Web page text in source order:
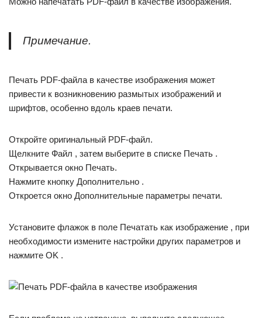
Примечание.
Печать PDF-файла в качестве изображения может
привести к возникновению размытых изображений и
шрифтов, особенно вдоль краев печати.
Откройте оригинальный PDF-файл.
Щелкните Файл , затем выберите в списке Печать .
Открывается окно Печать.
Нажмите кнопку Дополнительно .
Откроется окно Дополнительные параметры печати.
Установите флажок в поле Печатать как изображение , при
необходимости измените настройки других параметров и
нажмите OK .